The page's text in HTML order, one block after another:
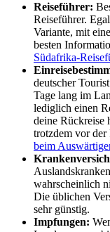
Reiseführer:
Reiseführer.
Variante, mit
besten
Südafrika-
deutscher
Tage lang im
lediglich einen
deine Rückreise
trotzdem vor der
beim
wahrscheinlich
Die üblichen
sehr günstig.
Impfungen: